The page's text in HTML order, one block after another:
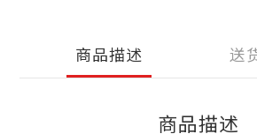
商品描述 送
商品描述